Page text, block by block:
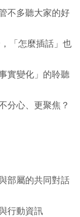
不多聽大家的好
「怎麼插話」也
實變化」的聆聽
分心、更聚焦？
部屬的共同對話
行動資訊